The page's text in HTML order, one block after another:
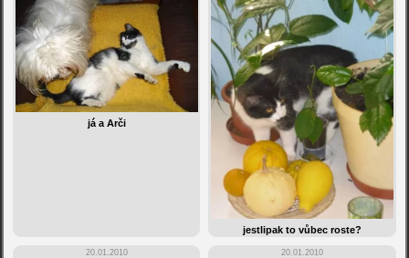
já a Arči
jestlipak to vůbec roste?
20.01.2010 20.01.2010